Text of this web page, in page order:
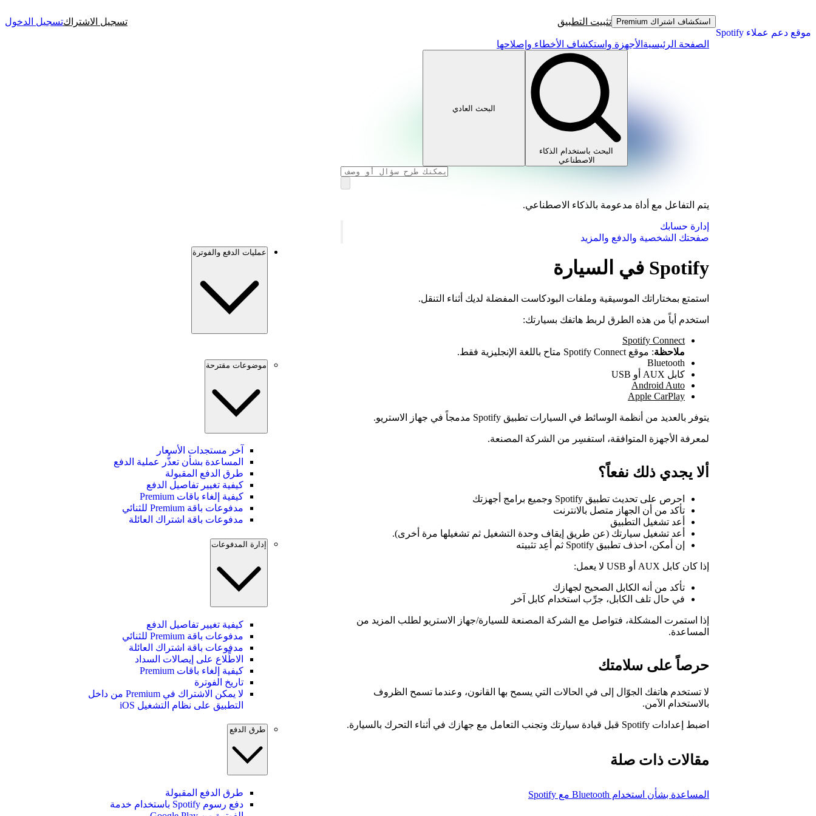
موقع دعم عملاء Spotify
استكشاف اشتراك Premium تثبيت التطبيق تسجيل الاشتراكتسجيل الدخول
الصفحة الرئيسية الأجهزة واستكشاف الأخطاء وإصلاحها
البحث باستخدام الذكاء
الاصطناعي
البحث العادي
يتم التفاعل مع أداة مدعومة بالذكاء الاصطناعي.
إدارة حسابك
صفحتك الشخصية والدفع والمزيد
Spotify في السيارة
استمتع بمختاراتك الموسيقية وملفات البودكاست المفضلة لديك أثناء التنقل.
استخدم أياً من هذه الطرق لربط هاتفك بسيارتك:
Spotify Connect
ملاحظة: موقع Spotify Connect متاح باللغة الإنجليزية فقط.
Bluetooth
كابل AUX أو USB
Android Auto
Apple CarPlay
يتوفر بالعديد من أنظمة الوسائط في السيارات تطبيق Spotify مدمجاً في جهاز الاستريو.
لمعرفة الأجهزة المتوافقة، استفسِر من الشركة المصنعة.
ألا يجدي ذلك نفعاً؟
احرص على تحديث تطبيق Spotify وجميع برامج أجهزتك
تأكد من أن الجهاز متصل بالانترنت
أعد تشغيل التطبيق
أعد تشغيل سيارتك (عن طريق إيقاف وحدة التشغيل ثم تشغيلها مرة أخرى).
إن أمكن، احذف تطبيق Spotify ثم أعِد تثبيته
إذا كان كابل AUX أو USB لا يعمل:
تأكد من أنه الكابل الصحيح لجهازك
في حال تلف الكابل، جرِّب استخدام كابل آخر
إذا استمرت المشكلة، فتواصل مع الشركة المصنعة للسيارة/جهاز الاستريو لطلب المزيد من
المساعدة.
حرصاً على سلامتك
لا تستخدم هاتفك الجوّال إلى في الحالات التي يسمح بها القانون، وعندما تسمح الظروف
بالاستخدام الآمن.
اضبط إعدادات Spotify قبل قيادة سيارتك وتجنب التعامل مع جهازك في أثناء التحرك بالسيارة.
مقالات ذات صلة
المساعدة بشأن استخدام Bluetooth مع Spotify
عمليات الدفع والفوترة
موضوعات مقترحة
آخر مستجدات الأسعار
المساعدة بشأن تعذُّر عملية الدفع
طرق الدفع المقبولة
كيفية تغيير تفاصيل الدفع
كيفية إلغاء باقات Premium
مدفوعات باقة Premium للثنائي
مدفوعات باقة اشتراك العائلة
إدارة المدفوعات
كيفية تغيير تفاصيل الدفع
مدفوعات باقة Premium للثنائي
مدفوعات باقة اشتراك العائلة
الاطِّلاع على إيصالات السداد
كيفية إلغاء باقات Premium
تاريخ الفوترة
لا يمكن الاشتراك في Premium من داخل
التطبيق على نظام التشغيل iOS
طرق الدفع
طرق الدفع المقبولة
دفع رسوم Spotify باستخدام خدمة